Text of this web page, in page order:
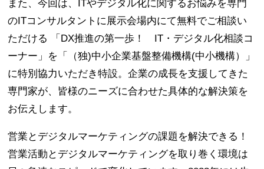
また、今回は、ITやデジタル化に関するお悩みを専門
のITコンサルタントに展示会場内にて無料でご相談い
ただける 「DX推進の第一歩！ IT・デジタル化相談コ
ーナー」を「（独)中小企業基盤整備機構(中小機構）」
に特別協力いただき特設。企業の成長を支援してきた
専門家が、皆様のニーズに合わせた具体的な解決策を
お伝えします。
営業とデジタルマーケティングの課題を解決できる！
営業活動とデジタルマーケティングを取り巻く環境は